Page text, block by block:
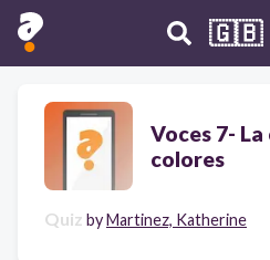
🇬🇧
Voces 7-
colores
Quiz byMartinez, Katherine